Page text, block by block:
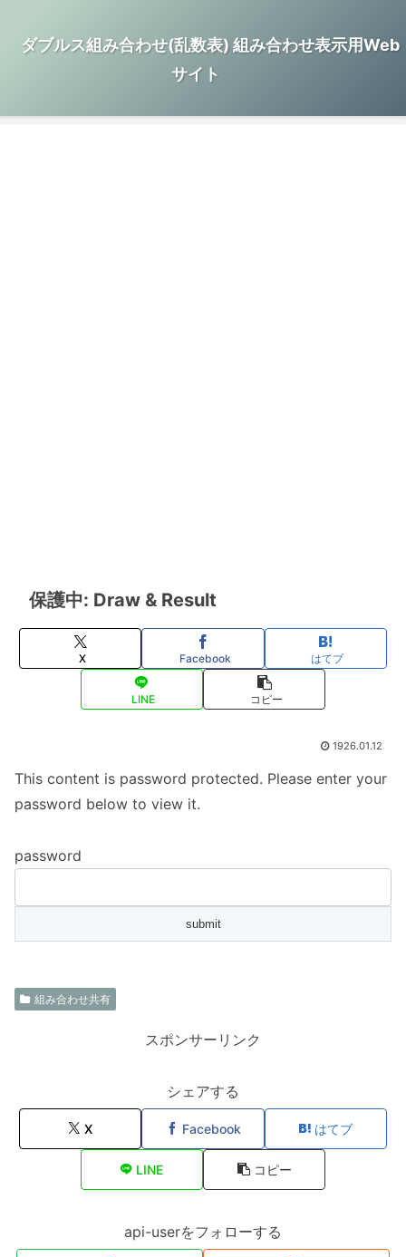
ダブルス組み合わせ(乱数表) 組み合わせ表示用Web
サイト
保護中: Draw & Result
X Facebook はてブ
LINE コピー
1926.01.12
This content is password protected. Please enter your
password below to view it.
password
組み合わせ共有
スポンサーリンク
シェアする
X Facebook はてブ
LINE コピー
api-userをフォローする